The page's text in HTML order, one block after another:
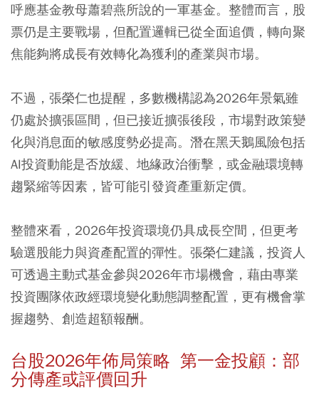
呼應基金教母蕭碧燕所說的一軍基金。整體而言，股
票仍是主要戰場，但配置邏輯已從全面追價，轉向聚
焦能夠將成長有效轉化為獲利的產業與市場。
不過，張榮仁也提醒，多數機構認為2026年景氣雖
仍處於擴張區間，但已接近擴張後段，市場對政策變
化與消息面的敏感度勢必提高。潛在黑天鵝風險包括
AI投資動能是否放緩、地緣政治衝擊，或金融環境轉
趨緊縮等因素，皆可能引發資產重新定價。
整體來看，2026年投資環境仍具成長空間，但更考
驗選股能力與資產配置的彈性。張榮仁建議，投資人
可透過主動式基金參與2026年市場機會，藉由專業
投資團隊依政經環境變化動態調整配置，更有機會掌
握趨勢、創造超額報酬。
台股2026年佈局策略 第一金投顧：部
分傳產或評價回升